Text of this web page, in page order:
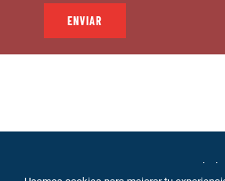
© 1999 – DECANO – La comunidad